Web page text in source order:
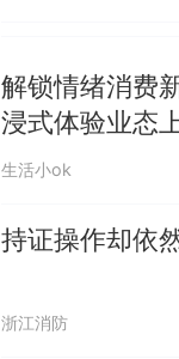
解锁情绪消费
浸式体验业态
生活小ok
持证操作却依
浙江消防